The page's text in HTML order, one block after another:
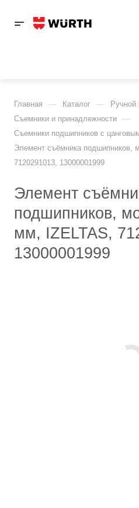
Главная — Каталог — Ручной
Съемники и принадлежности —
Съемники подшипников с
Элемент съёмника подшипников,
7120291013, 13000001999
Элемент
подшипников,
мм, IZELTAS,
13000001999